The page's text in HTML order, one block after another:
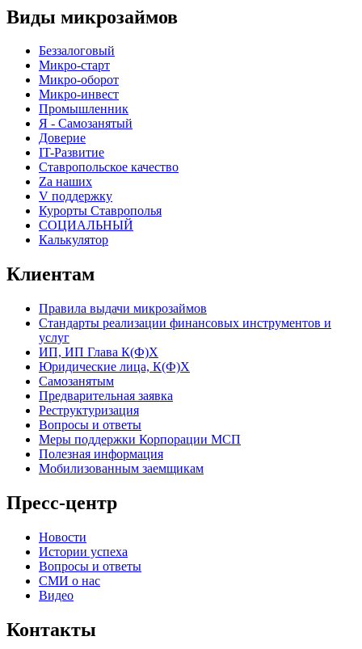
Виды микрозаймов
Беззалоговый
Микро-старт
Микро-оборот
Микро-инвест
Промышленник
Я - Самозанятый
Доверие
IT-Развитие
Ставропольское качество
Za наших
V поддержку
Курорты Ставрополья
СОЦИАЛЬНЫЙ
Калькулятор
Клиентам
Правила выдачи микрозаймов
Стандарты реализации финансовых инструментов и
услуг
ИП, ИП Глава К(Ф)Х
Юридические лица, К(Ф)Х
Самозанятым
Предварительная заявка
Реструктуризация
Вопросы и ответы
Меры поддержки Корпорации МСП
Полезная информация
Мобилизованным заемщикам
Пресс-центр
Новости
Истории успеха
Вопросы и ответы
СМИ о нас
Видео
Контакты